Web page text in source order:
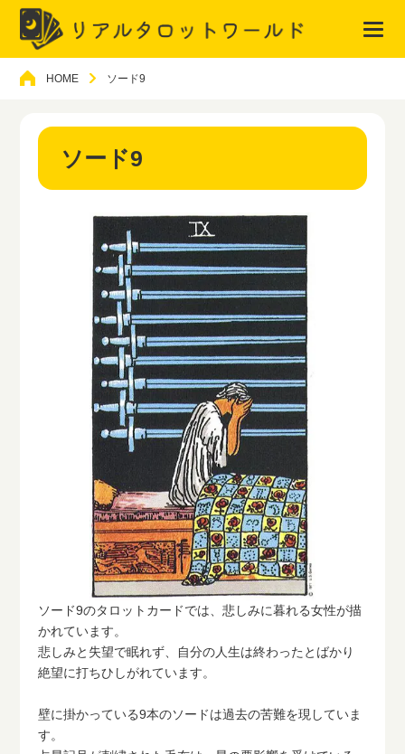
HOME ソード9
ソード9
ソード9のタロットカードでは、悲しみに暮れる女性が描
かれています。
悲しみと失望で眠れず、自分の人生は終わったとばかり
絶望に打ちひしがれています。
壁に掛かっている9本のソードは過去の苦難を現していま
す。